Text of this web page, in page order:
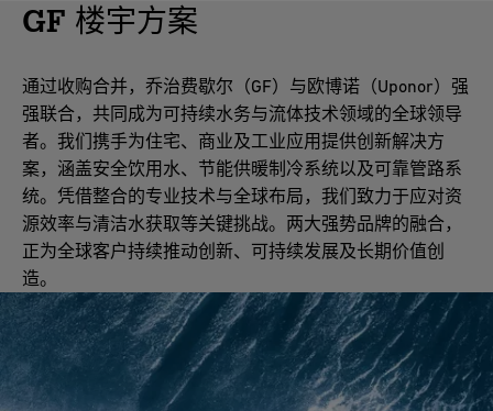
GF 楼宇方案
通过收购合并，乔治费歇尔（GF）与欧博诺（Uponor）强
强联合，共同成为可持续水务与流体技术领域的全球领导
者。我们携手为住宅、商业及工业应用提供创新解决方
案，涵盖安全饮用水、节能供暖制冷系统以及可靠管路系
统。凭借整合的专业技术与全球布局，我们致力于应对资
源效率与清洁水获取等关键挑战。两大强势品牌的融合，
正为全球客户持续推动创新、可持续发展及长期价值创
造。